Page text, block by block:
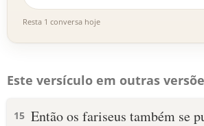
Resta 1 conversa hoje
Este versículo em outras
15 Então os fariseus também se